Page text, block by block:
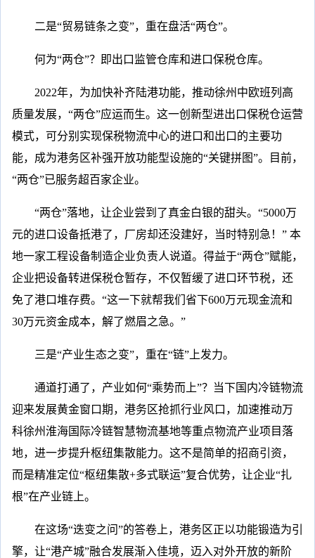
二是“贸易链条之变”，重在盘活“两仓”。
何为“两仓”？即出口监管仓库和进口保税仓库。
2022年，为加快补齐陆港功能，推动徐州中欧班列高
质量发展，“两仓”应运而生。这一创新型进出口保税仓运营
模式，可分别实现保税物流中心的进口和出口的主要功
能，成为港务区补强开放功能型设施的“关键拼图”。目前，
“两仓”已服务超百家企业。
“两仓”落地，让企业尝到了真金白银的甜头。“5000万
元的进口设备抵港了，厂房却还没建好，当时特别急！” 本
地一家工程设备制造企业负责人说道。得益于“两仓”赋能，
企业把设备转进保税仓暂存，不仅暂缓了进口环节税，还
免了港口堆存费。“这一下就帮我们省下600万元现金流和
30万元资金成本，解了燃眉之急。”
三是“产业生态之变”，重在“链”上发力。
通道打通了，产业如何“乘势而上”？当下国内冷链物流
迎来发展黄金窗口期，港务区抢抓行业风口，加速推动万
科徐州淮海国际冷链智慧物流基地等重点物流产业项目落
地，进一步提升枢纽集散能力。这不是简单的招商引资，
而是精准定位“枢纽集散+多式联运”复合优势，让企业“扎
根”在产业链上。
在这场“迭变之问”的答卷上，港务区正以功能锻造为引
擎，让“港产城”融合发展渐入佳境，迈入对外开放的新阶